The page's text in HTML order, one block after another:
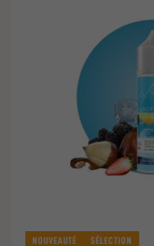
NOUVEAUTÉ SÉLECTION